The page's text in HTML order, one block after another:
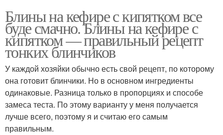
Блины на кефире с кипятком все
буде смачно. Блины на кефире с
кипятком — правильный рецепт
тонких блинчиков
У каждой хозяйки обычно есть свой рецепт, по которому
она готовит блинчики. Но в основном ингредиенты
одинаковые. Разница только в пропорциях и способе
замеса теста. По этому варианту у меня получается
лучше всего, поэтому я и считаю его самым
правильным.